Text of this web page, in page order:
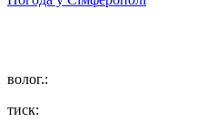
волог.:
тиск: